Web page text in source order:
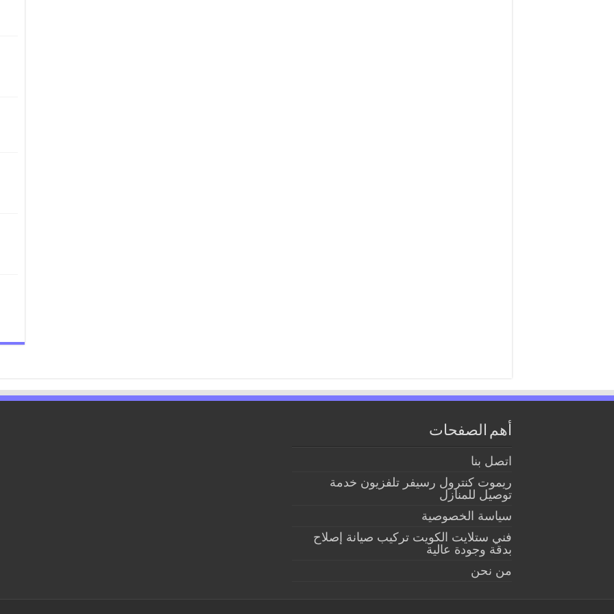
أهم الصفحات
اتصل بنا
ريموت كنترول رسيفر تلفزيون خدمة
توصيل للمنازل
سياسة الخصوصية
فني ستلايت الكويت تركيب صيانة إصلاح
بدقة وجودة عالية
من نحن